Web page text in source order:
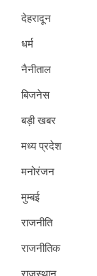
देहरादून
धर्म
नैनीताल
बिजनेस
बड़ी खबर
मध्य प्रदेश
मनोरंजन
मुम्बई
राजनीति
राजनीतिक